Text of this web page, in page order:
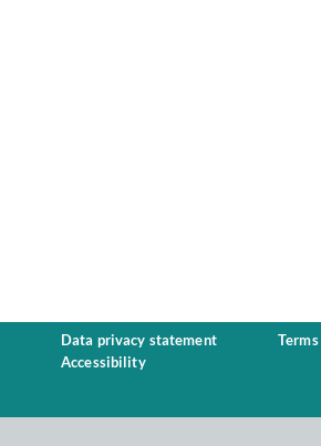
Data privacy statement
Accessibility
Terms